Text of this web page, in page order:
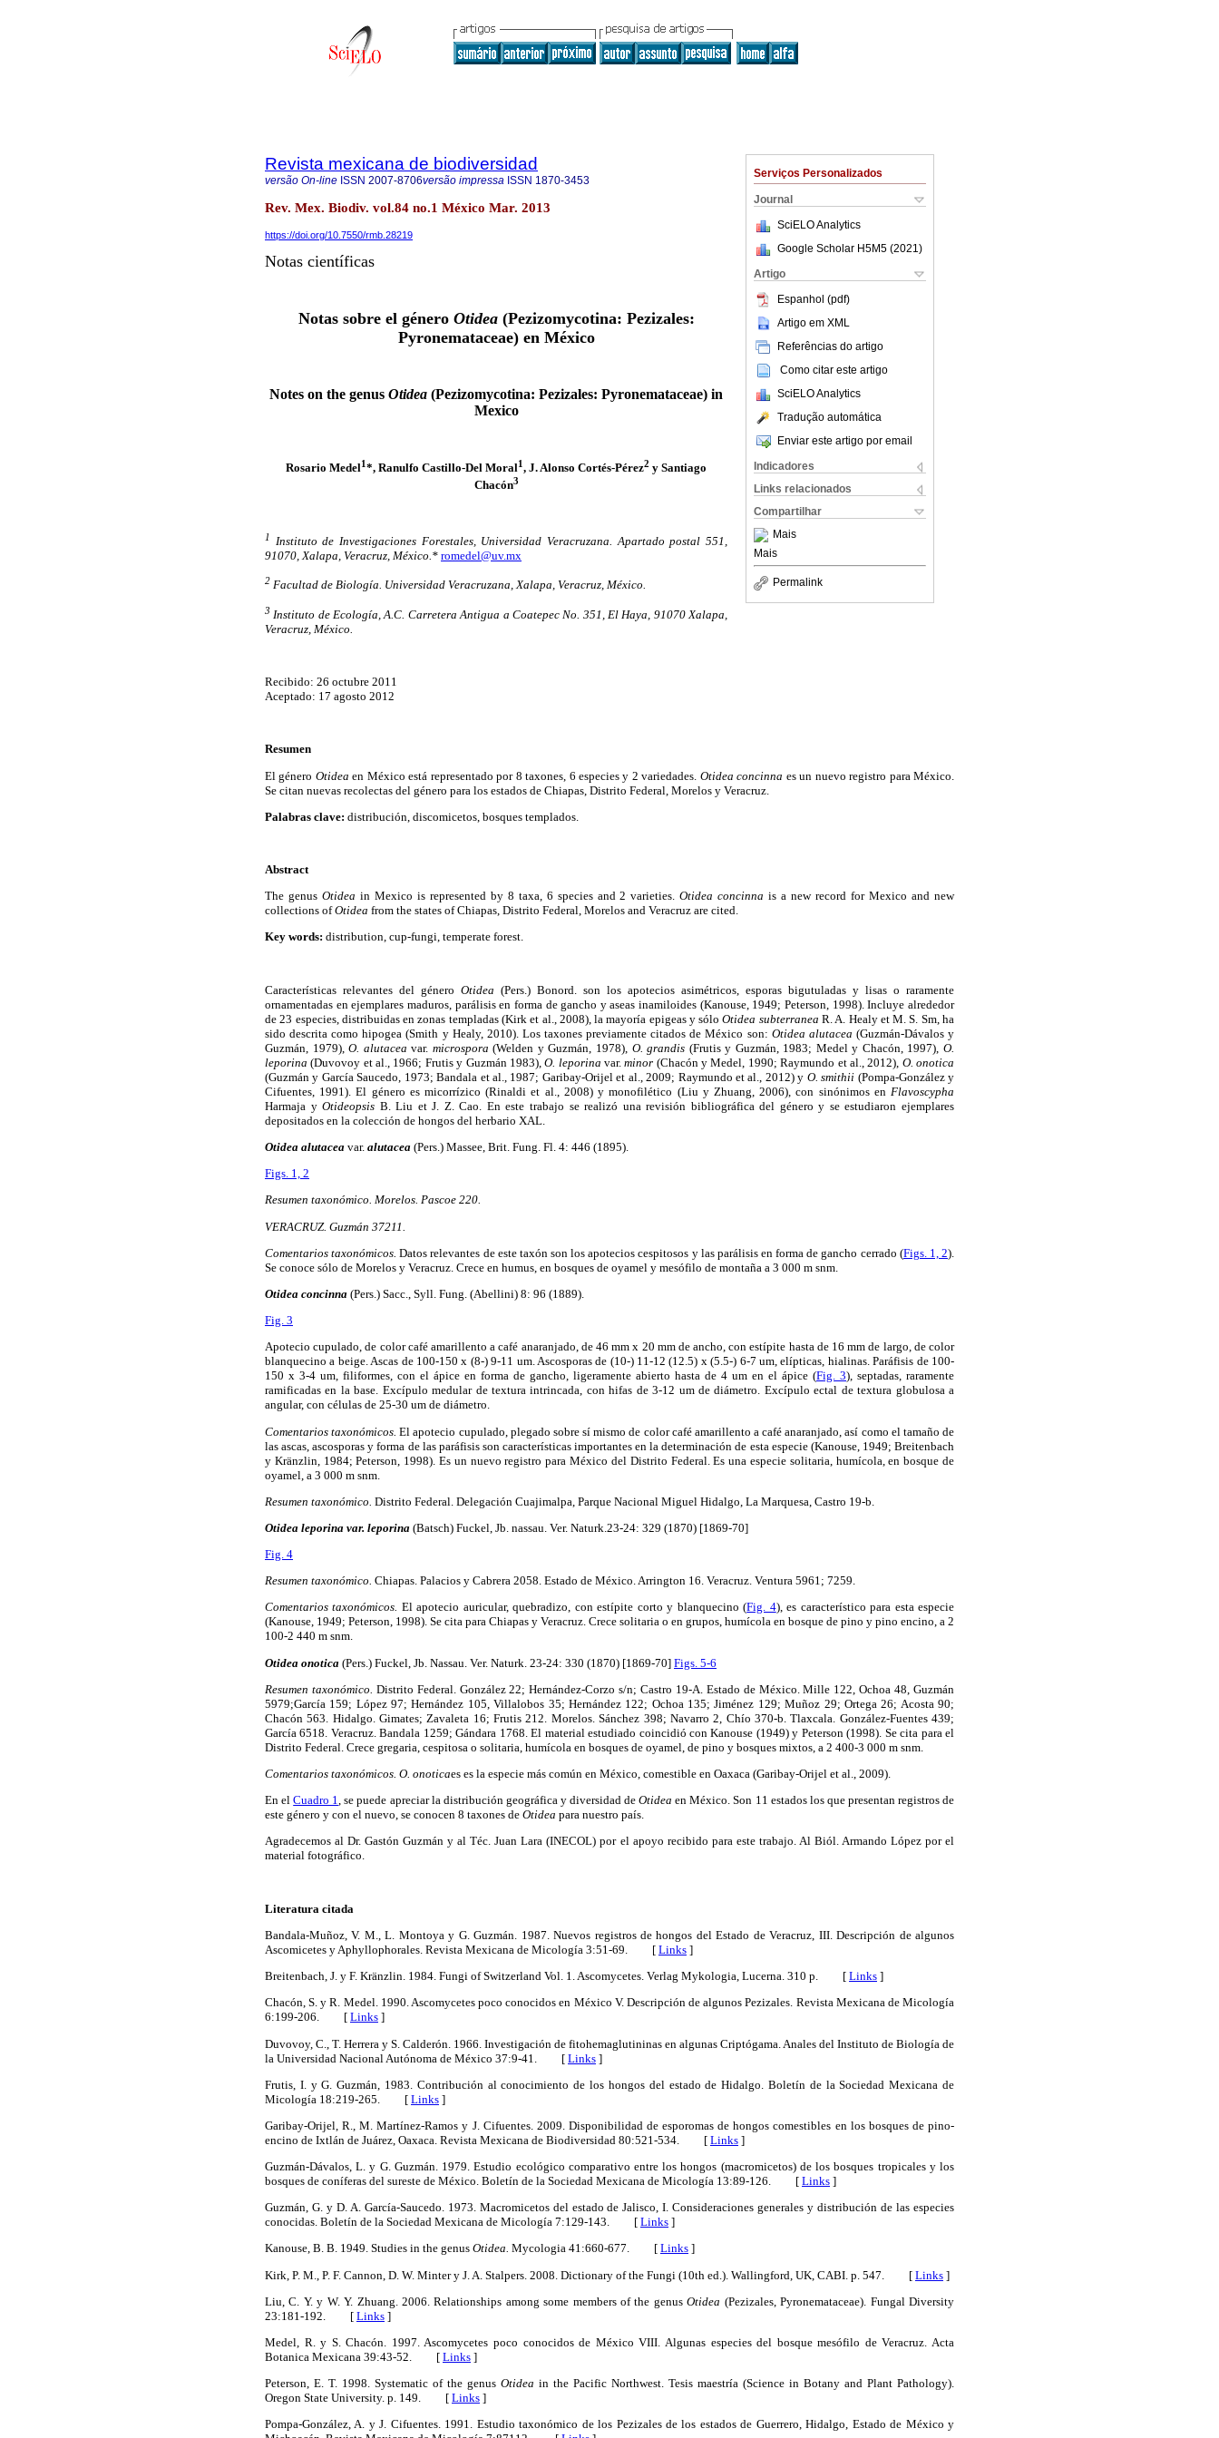
Serviços Personalizados
Journal
SciELO Analytics
Google Scholar H5M5 (2021 )
Artigo
Espanhol (pdf)
Artigo em XML
Referências do artigo
Como citar este artigo
SciELO Analytics
Tradução automática
Enviar este artigo por email
Indicadores
Links relacionados
Compartilhar
Mais
Mais
Permalink
Revista mexicana de biodiversidad
versão On-line ISSN 2007-8706versão impressa ISSN 1870-3453
Rev. Mex. Biodiv. vol.84 no.1 México Mar. 2013
https://doi.org/10.7550/rmb.28219
Notas científicas
Notas sobre el género Otidea(Pezizomycotina: Pezizales:
Pyronemataceae) en México
Notes on the genus Otidea (Pezizomycotina: Pezizales: Pyronemataceae) in
Mexico
Rosario Medel1*, Ranulfo Castillo-Del Moral1, J. Alonso Cortés-Pérez2 y Santiago
Chacón3
1
Instituto de Investigaciones Forestales, Universidad Veracruzana. Apartado postal 551,
91070, Xalapa, Veracruz, México.* romedel@uv.mx
2 Facultad de Biología. Universidad Veracruzana, Xalapa, Veracruz, México.
3 Instituto de Ecología, A.C. Carretera Antigua a Coatepec No. 351, El Haya, 91070 Xalapa,
Veracruz, México.
Recibido: 26 octubre 2011
Aceptado: 17 agosto 2012
Resumen
El género Otidea en México está representado por 8 taxones, 6 especies y 2 variedades. Otidea concinna es un nuevo registro para México.
Se citan nuevas recolectas del género para los estados de Chiapas, Distrito Federal, Morelos y Veracruz.
Palabras clave: distribución, discomicetos, bosques templados.
Abstract
The genus Otidea in Mexico is represented by 8 taxa, 6 species and 2 varieties.Otidea concinna is a new record for Mexico and new
collections ofOtidea from the states of Chiapas, Distrito Federal, Morelos and Veracruz are cited.
Key words: distribution, cup-fungi, temperate forest.
Características relevantes del género Otidea (Pers.) Bonord. son los apotecios asimétricos, esporas bigutuladas y lisas o raramente
ornamentadas en ejemplares maduros, parálisis en forma de gancho y aseas inamiloides (Kanouse, 1949; Peterson, 1998). Incluye alrededor
de 23 especies, distribuidas en zonas templadas (Kirk et al., 2008), la mayoría epigeas y sóloOtidea subterranea R. A. Healy et M. S. Sm, ha
sido descrita como hipogea (Smith y Healy, 2010). Los taxones previamente citados de México son: Otidea alutacea (Guzmán-Dávalos y
Guzmán, 1979),O. alutacea var. microspora (Welden y Guzmán, 1978), O. grandis (Frutis y Guzmán, 1983; Medel y Chacón, 1997),O.
leporina (Duvovoy et al., 1966; Frutis y Guzmán 1983),O. leporina var.minor (Chacón y Medel, 1990; Raymundo et al., 2012), O. onotica
(Guzmán y García Saucedo, 1973; Bandala et al., 1987; Garibay-Orijel et al., 2009; Raymundo et al., 2012) y O. smithii (Pompa-González y
Cifuentes, 1991). El género es micorrízico (Rinaldi et al., 2008) y monofilético (Liu y Zhuang, 2006), con sinónimos en Flavoscypha
Harmaja yOtideopsis B. Liu et J. Z. Cao. En este trabajo se realizó una revisión bibliográfica del género y se estudiaron ejemplares
depositados en la colección de hongos del herbario XAL.
Otidea alutacea var. alutacea (Pers.) Massee, Brit. Fung. Fl. 4: 446 (1895).
Figs. 1, 2
Resumen taxonómico. Morelos. Pascoe 220.
VERACRUZ. Guzmán 37211.
Comentarios taxonómicos. Datos relevantes de este taxón son los apotecios cespitosos y las parálisis en forma de gancho cerrado (Figs. 1, 2).
Se conoce sólo de Morelos y Veracruz. Crece en humus, en bosques de oyamel y mesófilo de montaña a 3 000 m snm.
Otidea concinna (Pers.) Sacc., Syll. Fung. (Abellini) 8: 96 (1889).
Fig. 3
Apotecio cupulado, de color café amarillento a café anaranjado, de 46 mm x 20 mm de ancho, con estípite hasta de 16 mm de largo, de color
blanquecino a beige. Ascas de 100-150 x (8-) 9-11 um. Ascosporas de (10-) 11-12 (12.5) x (5.5-) 6-7 um, elípticas, hialinas. Paráfisis de 100-
150 x 3-4 um, filiformes, con el ápice en forma de gancho, ligeramente abierto hasta de 4 um en el ápice (Fig. 3), septadas, raramente
ramificadas en la base. Excípulo medular de textura intrincada, con hifas de 3-12 um de diámetro. Excípulo ectal de textura globulosa a
angular, con células de 25-30 um de diámetro.
Comentarios taxonómicos. El apotecio cupulado, plegado sobre sí mismo de color café amarillento a café anaranjado, así como el tamaño de
las ascas, ascosporas y forma de las paráfisis son características importantes en la determinación de esta especie (Kanouse, 1949; Breitenbach
y Kränzlin, 1984; Peterson, 1998). Es un nuevo registro para México del Distrito Federal. Es una especie solitaria, humícola, en bosque de
oyamel, a 3 000 m snm.
Resumen taxonómico. Distrito Federal. Delegación Cuajimalpa, Parque Nacional Miguel Hidalgo, La Marquesa, Castro 19-b.
Otidea leporina var. leporina (Batsch) Fuckel, Jb. nassau. Ver. Naturk.23-24: 329 (1870) [1869-70]
Fig. 4
Resumen taxonómico. Chiapas. Palacios y Cabrera 2058. Estado de México. Arrington 16. Veracruz. Ventura 5961; 7259.
Comentarios taxonómicos. El apotecio auricular, quebradizo, con estípite corto y blanquecino (Fig. 4), es característico para esta especie
(Kanouse, 1949; Peterson, 1998). Se cita para Chiapas y Veracruz. Crece solitaria o en grupos, humícola en bosque de pino y pino encino, a 2
100-2 440 m snm.
Otidea onotica (Pers.) Fuckel, Jb. Nassau. Ver. Naturk. 23-24: 330 (1870) [1869-70] Figs. 5-6
Resumen taxonómico. Distrito Federal. González 22; Hernández-Corzo s/n; Castro 19-A. Estado de México. Mille 122, Ochoa 48, Guzmán
5979;García 159; López 97; Hernández 105, Villalobos 35; Hernández 122; Ochoa 135; Jiménez 129; Muñoz 29; Ortega 26; Acosta 90;
Chacón 563. Hidalgo. Gimates; Zavaleta 16; Frutis 212. Morelos. Sánchez 398; Navarro 2, Chío 370-b. Tlaxcala. González-Fuentes 439;
García 6518. Veracruz. Bandala 1259; Gándara 1768. El material estudiado coincidió con Kanouse (1949) y Peterson (1998). Se cita para el
Distrito Federal. Crece gregaria, cespitosa o solitaria, humícola en bosques de oyamel, de pino y bosques mixtos, a 2 400-3 000 m snm.
Comentarios taxonómicos. O. onoticaes es la especie más común en México, comestible en Oaxaca (Garibay-Orijel et al., 2009).
En elCuadro 1, se puede apreciar la distribución geográfica y diversidad deOtidea en México. Son 11 estados los que presentan registros de
este género y con el nuevo, se conocen 8 taxones de Otidea para nuestro país.
Agradecemos al Dr. Gastón Guzmán y al Téc. Juan Lara (INECOL) por el apoyo recibido para este trabajo. Al Biól. Armando López por el
material fotográfico.
Literatura citada
Bandala-Muñoz, V. M., L. Montoya y G. Guzmán. 1987. Nuevos registros de hongos del Estado de Veracruz, III. Descripción de algunos
Ascomicetes y Aphyllophorales. Revista Mexicana de Micología 3:51-69. [ Links ]
Breitenbach, J. y F. Kränzlin. 1984. Fungi of Switzerland Vol. 1. Ascomycetes. Verlag Mykologia, Lucerna. 310 p. [ Links ]
Chacón, S. y R. Medel. 1990. Ascomycetes poco conocidos en México V. Descripción de algunos Pezizales. Revista Mexicana de Micología
6:199-206. [ Links ]
Duvovoy, C., T. Herrera y S. Calderón. 1966. Investigación de fitohemaglutininas en algunas Criptógama. Anales del Instituto de Biología de
la Universidad Nacional Autónoma de México 37:9-41. [ Links ]
Frutis, I. y G. Guzmán, 1983. Contribución al conocimiento de los hongos del estado de Hidalgo. Boletín de la Sociedad Mexicana de
Micología 18:219-265. [ Links ]
Garibay-Orijel, R., M. Martínez-Ramos y J. Cifuentes. 2009. Disponibilidad de esporomas de hongos comestibles en los bosques de pino-
encino de Ixtlán de Juárez, Oaxaca. Revista Mexicana de Biodiversidad 80:521-534. [ Links ]
Guzmán-Dávalos, L. y G. Guzmán. 1979. Estudio ecológico comparativo entre los hongos (macromicetos) de los bosques tropicales y los
bosques de coníferas del sureste de México. Boletín de la Sociedad Mexicana de Micología 13:89-126. [ Links ]
Guzmán, G. y D. A. García-Saucedo. 1973. Macromicetos del estado de Jalisco, I. Consideraciones generales y distribución de las especies
conocidas. Boletín de la Sociedad Mexicana de Micología 7:129-143. [ Links ]
Kanouse, B. B. 1949. Studies in the genus Otidea. Mycologia 41:660-677. [ Links ]
Kirk, P. M., P. F. Cannon, D. W. Minter y J. A. Stalpers. 2008. Dictionary of the Fungi (10th ed.). Wallingford, UK, CABI. p. 547. [ Links ]
Liu, C. Y. y W. Y. Zhuang. 2006. Relationships among some members of the genusOtidea (Pezizales, Pyronemataceae). Fungal Diversity
23:181-192. [ Links ]
Medel, R. y S. Chacón. 1997. Ascomycetes poco conocidos de México VIII. Algunas especies del bosque mesófilo de Veracruz. Acta
Botanica Mexicana 39:43-52. [ Links ]
Peterson, E. T. 1998. Systematic of the genus Otidea in the Pacific Northwest. Tesis maestría (Science in Botany and Plant Pathology).
Oregon State University. p. 149. [ Links ]
Pompa-González, A. y J. Cifuentes. 1991. Estudio taxonómico de los Pezizales de los estados de Guerrero, Hidalgo, Estado de México y